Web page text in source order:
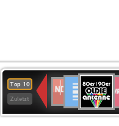
Top 10
Zuletzt
Deutschlandfunk
80er
90er
OLDIE
ANTENNE
SWR3
SWR
Kultur
NDR
2